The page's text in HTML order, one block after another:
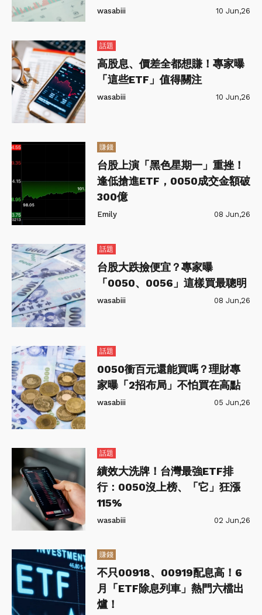
wasabiii 10 Jun,26
話題
高股息、價差全都想賺！專家曝
「這些ETF」值得關注
wasabiii 10 Jun,26
賺錢
台股上演「黑色星期一」重挫！
逢低搶進ETF，0050成交金額破
300億
Emily 08 Jun,26
話題
台股大跌撿便宜？專家曝
「0050、0056」這樣買最聰明
wasabiii 08 Jun,26
話題
0050衝百元還能買嗎？理財專
家曝「2招布局」不怕買在高點
wasabiii 05 Jun,26
話題
績效大洗牌！台灣最強ETF排
行：0050沒上榜、「它」狂漲
115%
wasabiii 02 Jun,26
賺錢
不只00918、00919配息高！6
月「ETF除息列車」熱門六檔出
爐！